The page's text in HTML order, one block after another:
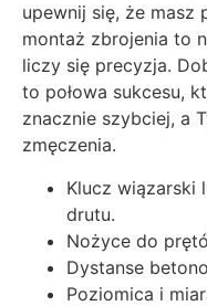
upewnij się, że masz
montaż zbrojenia to
liczy się precyzja.
to połowa sukcesu,
znacznie szybciej, a
zmęczenia.
Klucz wiązarski
drutu.
Nożyce do
Dystanse
Poziomica i